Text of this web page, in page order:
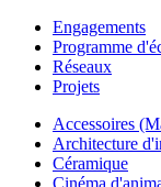
Engagements
Programme
Réseaux
Projets
Accessoires
Architecture
Céramique
Cinéma